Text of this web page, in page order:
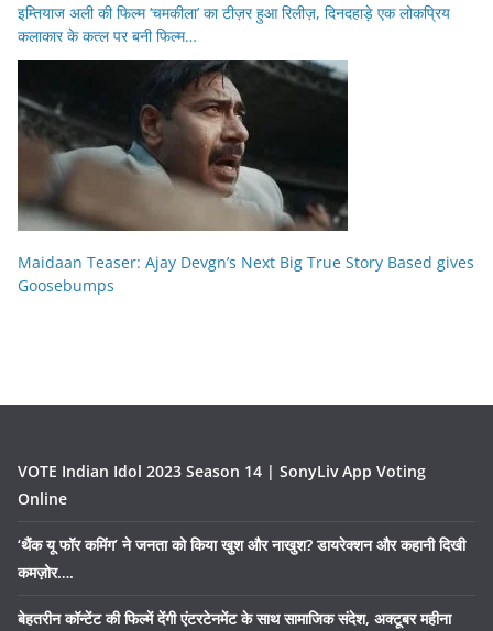
इम्तियाज अली की फिल्म ‘चमकीला’ का टीज़र हुआ रिलीज़, दिनदहाड़े एक लोकप्रिय
कलाकार के कत्ल पर बनी फिल्म…
Maidaan Teaser: Ajay Devgn’s Next Big True Story Based gives
Goosebumps
VOTE Indian Idol 2023 Season 14 | SonyLiv App Voting
Online
‘थैंक यू फॉर कमिंग’ ने जनता को किया खुश और नाखुश? डायरेक्शन और कहानी दिखी
कमज़ोर….
बेहतरीन कॉन्टेंट की फिल्में देंगी एंटरटेनमेंट के साथ सामाजिक संदेश, अक्टूबर महीना